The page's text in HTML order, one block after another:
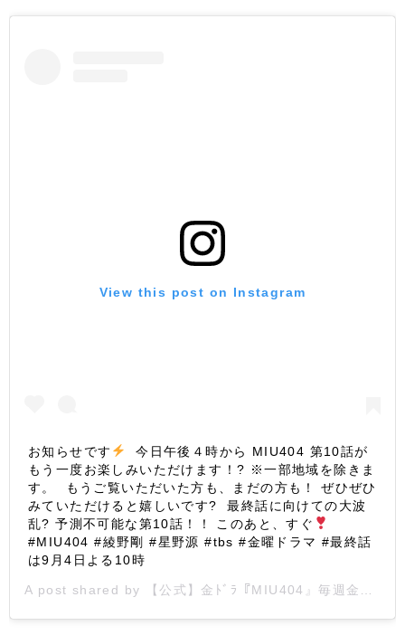
View this post on Instagram
お知らせです
今日午後４時から MIU404 第10話が
もう一度お楽しみいただけます！? ※一部地域を除きま
す。 もうご覧いただいた方も、まだの方も！ ぜひぜひ
みていただけると嬉しいです? 最終話に向けての大波
乱? 予測不可能な第10話！！ このあと、すぐ
#MIU404 #綾野剛 #星野源 #tbs #金曜ドラマ ‪#最終話
は9月4日よる10時
A post shared by 【公式】金ﾄﾞﾗ『MIU404』毎週金曜よる10時放送！